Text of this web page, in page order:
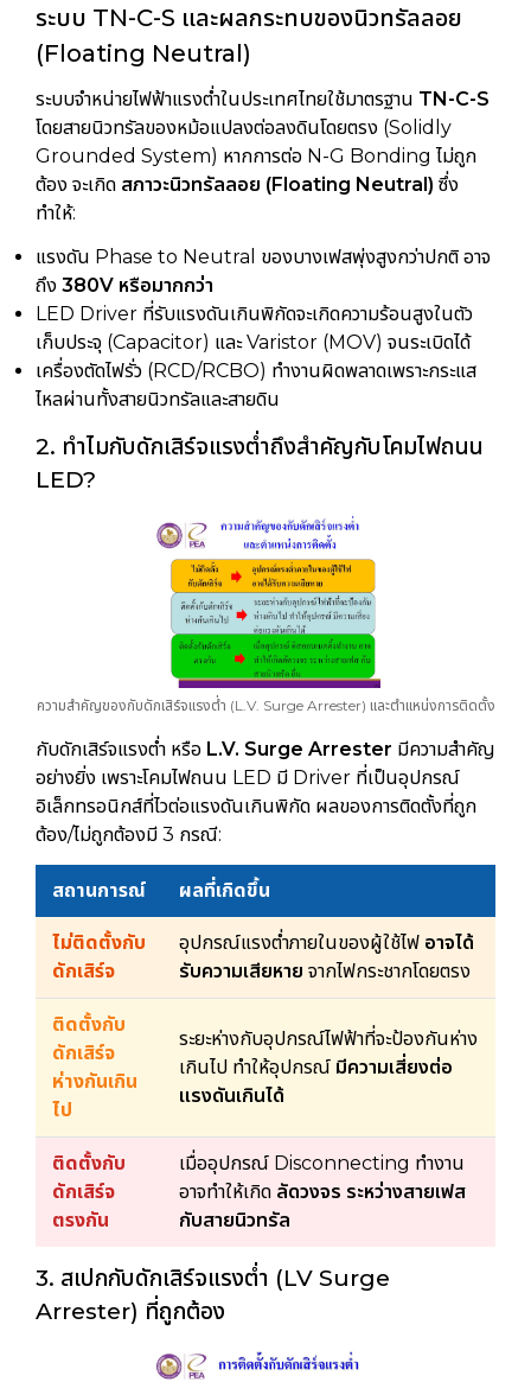
ระบบ TN-C-S และผลกระทบของนิวทรัลลอย
(Floating Neutral)
ระบบจำหน่ายไฟฟ้าแรงต่ำในประเทศไทยใช้มาตรฐาน TN-C-S
โดยสายนิวทรัลของหม้อแปลงต่อลงดินโดยตรง (Solidly
Grounded System) หากการต่อ N-G Bonding ไม่ถูก
ต้อง จะเกิด สภาวะนิวทรัลลอย (Floating Neutral) ซึ่ง
ทำให้:
แรงดัน Phase to Neutral ของบางเฟสพุ่งสูงกว่าปกติ อาจ
ถึง 380V หรือมากกว่า
LED Driver ที่รับแรงดันเกินพิกัดจะเกิดความร้อนสูงในตัว
เก็บประจุ (Capacitor) และ Varistor (MOV) จนระเบิดได้
เครื่องตัดไฟรั่ว (RCD/RCBO) ทำงานผิดพลาดเพราะกระแส
ไหลผ่านทั้งสายนิวทรัลและสายดิน
2. ทำไมกับดักเสิร์จแรงต่ำถึงสำคัญกับโคมไฟถนน
LED?
ความสำคัญของกับดักเสิร์จแรงต่ำ (L.V. Surge Arrester) และตำแหน่งการติดตั้ง
กับดักเสิร์จแรงต่ำ หรือ L.V. Surge Arrester มีความสำคัญ
อย่างยิ่ง เพราะโคมไฟถนน LED มี Driver ที่เป็นอุปกรณ์
อิเล็กทรอนิกส์ที่ไวต่อแรงดันเกินพิกัด ผลของการติดตั้งที่ถูก
ต้อง/ไม่ถูกต้องมี 3 กรณี:
สถานการณ์ ผลที่เกิดขึ้น
ไม่ติดตั้งกับ
ดักเสิร์จ
อุปกรณ์แรงต่ำภายในของผู้ใช้ไฟ อาจได้
รับความเสียหาย จากไฟกระชากโดยตรง
ติดตั้งกับ
ดักเสิร์จ
ห่างกันเกิน
ไป
ระยะห่างกับอุปกรณ์ไฟฟ้าที่จะป้องกันห่าง
เกินไป ทำให้อุปกรณ์ มีความเสี่ยงต่อ
แรงดันเกินได้
ติดตั้งกับ
ดักเสิร์จ
ตรงกัน
เมื่ออุปกรณ์ Disconnecting ทำงาน
อาจทำให้เกิด ลัดวงจร ระหว่างสายเฟส
กับสายนิวทรัล
3. สเปกกับดักเสิร์จแรงต่ำ (LV Surge
Arrester) ที่ถูกต้อง